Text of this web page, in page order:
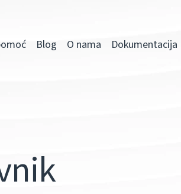
Blog O nama Dokumentacija